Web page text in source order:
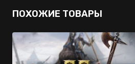
ПОХОЖИЕ ТОВАРЫ